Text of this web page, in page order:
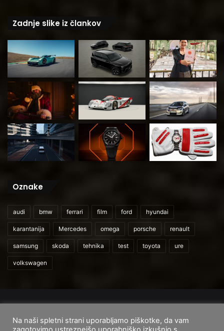
Zadnje slike iz člankov
Oznake
audi bmw ferrari film ford hyundai
karantanija Mercedes omega porsche renault
samsung skoda tehnika test toyota ure
volkswagen
Domov
O nas Cenik storitev Pogoji uporabe
Na naši spletni strani uporabljamo piškotke, da vam